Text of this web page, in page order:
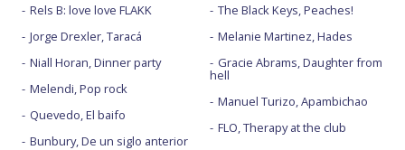
Rels B: love love FLAKK
Jorge Drexler, Taracá
Niall Horan, Dinner party
Melendi, Pop rock
Quevedo, El baifo
Bunbury, De un siglo anterior
The Black Keys, Peaches!
Melanie Martinez, Hades
Gracie Abrams, Daughter from
hell
Manuel Turizo, Apambichao
FLO, Therapy at the club